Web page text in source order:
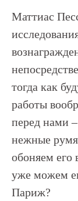
Маттиас
тогда как
работы
перед нами
нежные
обоняем его
уже можем
Париж?